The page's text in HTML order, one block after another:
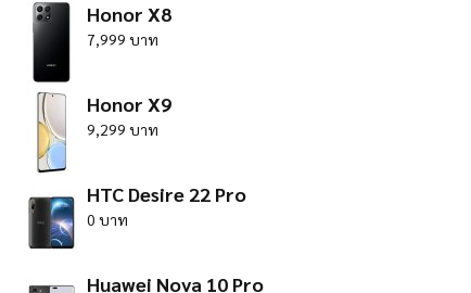
Honor X8
7,999 บาท
Honor X9
9,299 บาท
HTC Desire 22 Pro
0 บาท
Huawei Nova 10 Pro